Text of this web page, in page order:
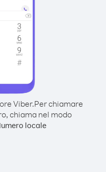
Viber.Per chiamare
chiama nel modo
locale